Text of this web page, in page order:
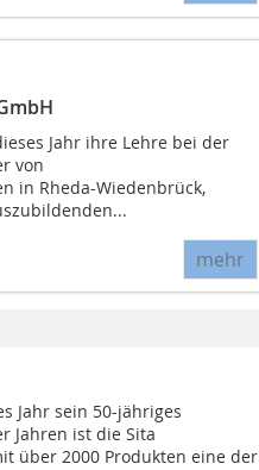
Jahr ihre Lehre bei der
von
in Rheda-Wiedenbrück,
mehr
Jahr sein 50-jähriges
Jahren ist die Sita
über 2000 Produkten eine der